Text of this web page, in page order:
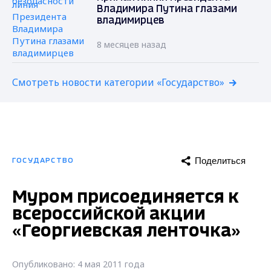
Владимира Путина глазами
владимирцев
8 месяцев назад
Смотреть новости категории «Государство»
ГОСУДАРСТВО Поделиться
Муром присоединяется к
всероссийской акции
«Георгиевская ленточка»
Опубликовано: 4 мая 2011 года